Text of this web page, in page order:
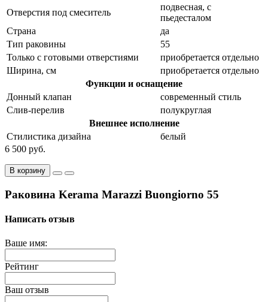
Отверстия под смеситель
подвесная, с
пьедесталом
Страна
да
Тип раковины
55
Только с готовыми отверстиями
приобретается отдельно
Ширина, см
приобретается отдельно
Функции и оснащение
Донный клапан
современный стиль
Слив-перелив
полукруглая
Внешнее исполнение
Стилистика дизайна
белый
6 500 руб.
В корзину
Раковина Kerama Marazzi Buongiorno 55
Написать отзыв
Ваше имя:
Рейтинг
Ваш отзыв